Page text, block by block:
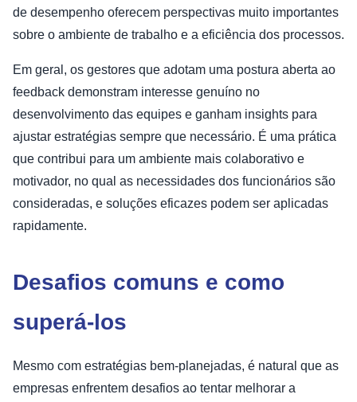
de desempenho oferecem perspectivas muito importantes
sobre o ambiente de trabalho e a eficiência dos processos.
Em geral, os gestores que adotam uma postura aberta ao
feedback demonstram interesse genuíno no
desenvolvimento das equipes e ganham insights para
ajustar estratégias sempre que necessário. É uma prática
que contribui para um ambiente mais colaborativo e
motivador, no qual as necessidades dos funcionários são
consideradas, e soluções eficazes podem ser aplicadas
rapidamente.
Desafios comuns e como
superá-los
Mesmo com estratégias bem-planejadas, é natural que as
empresas enfrentem desafios ao tentar melhorar a